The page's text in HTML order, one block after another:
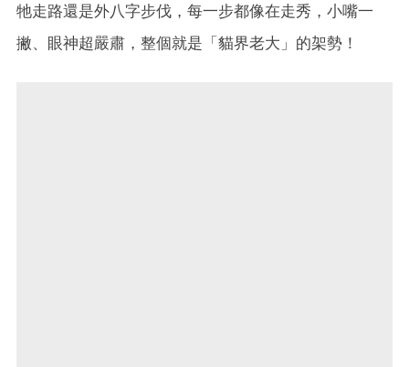
牠走路還是外八字步伐，每一步都像在走秀，小嘴一
撇、眼神超嚴肅，整個就是「貓界老大」的架勢！